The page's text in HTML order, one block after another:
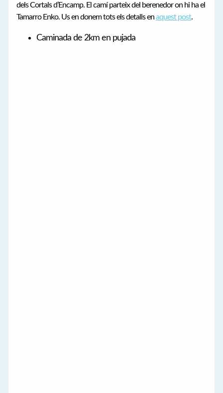
dels Cortals d’Encamp. El camí parteix del berenedor on hi ha el
Tamarro Enko. Us en donem tots els detalls enaquest post.
Caminada de 2km en pujada